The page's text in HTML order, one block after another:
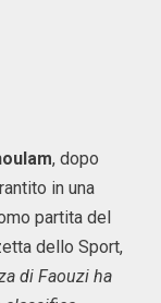
, dopo
in una
partita del
dello Sport,
di Faouzi ha